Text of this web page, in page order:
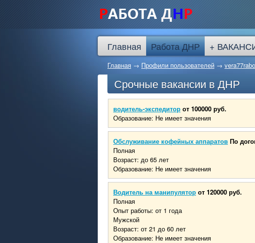
Главная Работа ДНР +
Главная → Профили пользователей →
Срочные вакансии в ДНР
водитель-экспедитор от 100000 руб.
Образование: Не имеет значения
Обслуживание кофейных аппаратов По
Полная
Возраст: до 65 лет
Образование: Не имеет значения
Водитель на манипулятор от 120000 руб.
Полная
Опыт работы: от 1 года
Мужской
Возраст: от 21 до 60 лет
Образование: Не имеет значения